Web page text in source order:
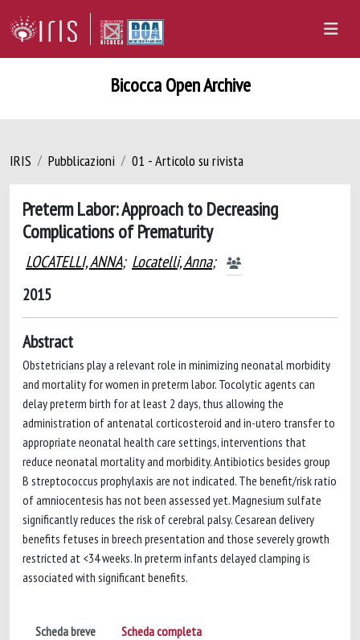
Bicocca Open Archive
IRIS Pubblicazioni 01 - Articolo su rivista
Preterm Labor: Approach to Decreasing
Complications of Prematurity
LOCATELLI, ANNA; Locatelli, Anna;
2015
Abstract
Obstetricians play a relevant role in minimizing neonatal morbidity
and mortality for women in preterm labor. Tocolytic agents can
delay preterm birth for at least 2 days, thus allowing the
administration of antenatal corticosteroid and in-utero transfer to
appropriate neonatal health care settings, interventions that
reduce neonatal mortality and morbidity. Antibiotics besides group
B streptococcus prophylaxis are not indicated. The benefit/risk ratio
of amniocentesis has not been assessed yet. Magnesium sulfate
significantly reduces the risk of cerebral palsy. Cesarean delivery
benefits fetuses in breech presentation and those severely growth
restricted at <34 weeks. In preterm infants delayed clamping is
associated with significant benefits.
Scheda breve Scheda completa